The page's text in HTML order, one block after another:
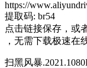
https://
提取码: br54
点击链接保存，或
，无需下载极速在
扫黑风暴